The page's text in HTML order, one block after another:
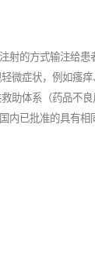
射的方式输注给
微症状，例如瘙
助体系（药品不
已批准的具有相